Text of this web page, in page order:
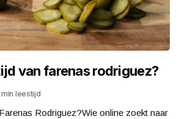
van farenas rodriguez?
min leestijd
Rodriguez?Wie online zoekt naar